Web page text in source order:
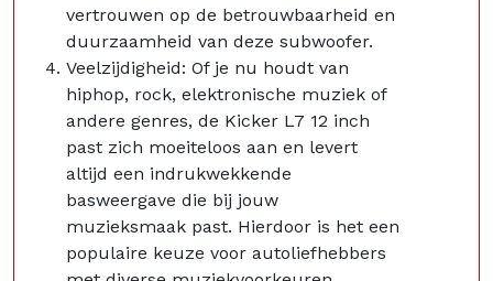
vertrouwen op de betrouwbaarheid en
duurzaamheid van deze subwoofer.
Veelzijdigheid: Of je nu houdt van
hiphop, rock, elektronische muziek of
andere genres, de Kicker L7 12 inch
past zich moeiteloos aan en levert
altijd een indrukwekkende
basweergave die bij jouw
muzieksmaak past. Hierdoor is het een
populaire keuze voor autoliefhebbers